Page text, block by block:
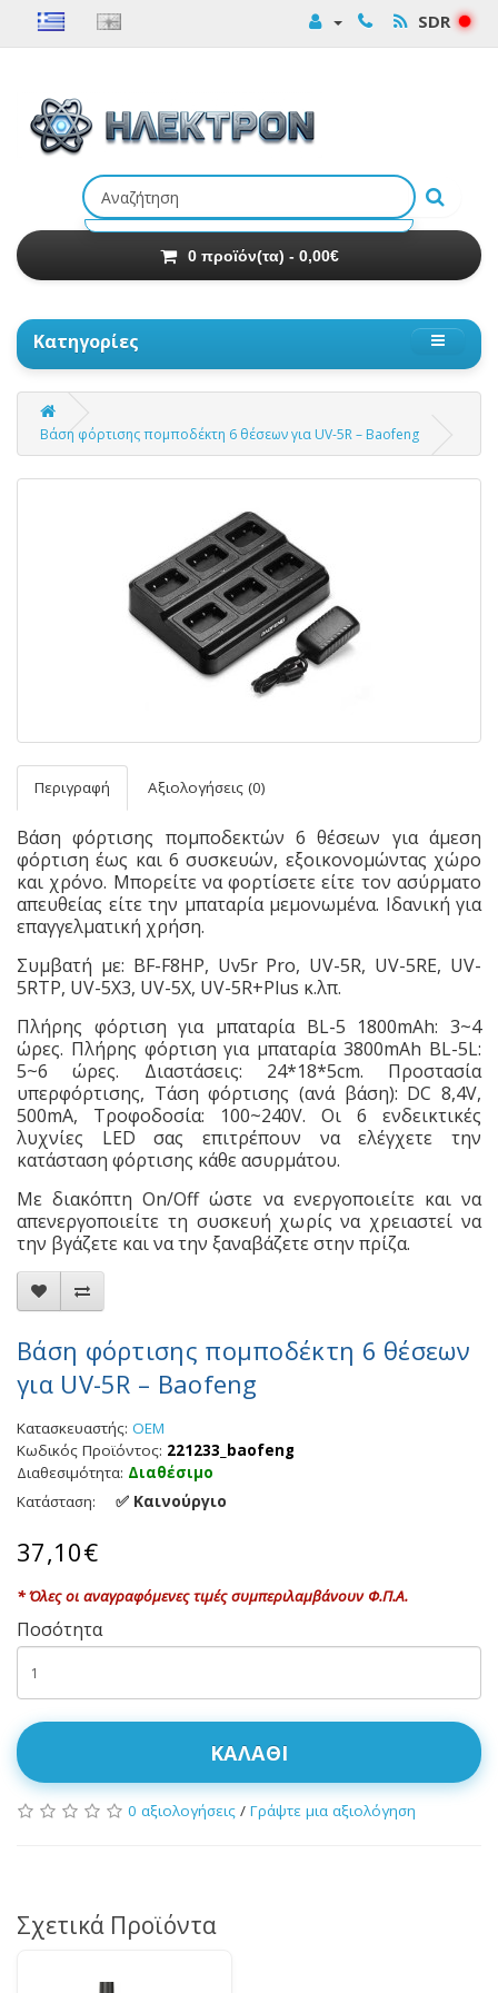
SDR
0 προϊόν(τα) - 0,00€
Κατηγορίες
Βάση φόρτισης πομποδέκτη 6 θέσεων για UV-5R – Baofeng
Περιγραφή Αξιολογήσεις (0)
Βάση φόρτισης πομποδεκτών 6 θέσεων για άμεση
φόρτιση έως και 6 συσκευών, εξοικονομώντας χώρο
και χρόνο. Μπορείτε να φορτίσετε είτε τον ασύρματο
απευθείας είτε την μπαταρία μεμονωμένα. Ιδανική για
επαγγελματική χρήση.
Συμβατή με: BF-F8HP, Uv5r Pro, UV-5R, UV-5RE, UV-
5RTP, UV-5X3, UV-5X, UV-5R+Plus κ.λπ.
Πλήρης φόρτιση για μπαταρία BL-5 1800mAh: 3~4
ώρες. Πλήρης φόρτιση για μπαταρία 3800mAh BL-5L:
5~6 ώρες. Διαστάσεις: 24*18*5cm. Προστασία
υπερφόρτισης, Τάση φόρτισης (ανά βάση): DC 8,4V,
500mA, Τροφοδοσία: 100~240V. Οι 6 ενδεικτικές
λυχνίες LED σας επιτρέπουν να ελέγχετε την
κατάσταση φόρτισης κάθε ασυρμάτου.
Με διακόπτη On/Off ώστε να ενεργοποιείτε και να
απενεργοποιείτε τη συσκευή χωρίς να χρειαστεί να
την βγάζετε και να την ξαναβάζετε στην πρίζα.
Βάση φόρτισης πομποδέκτη 6 θέσεων
για UV-5R – Baofeng
Κατασκευαστής: OEM
Κωδικός Προϊόντος: 221233_baofeng
Διαθεσιμότητα: Διαθέσιμο
Κατάσταση:
✅ Καινούργιο
37,10€
* Όλες οι αναγραφόμενες τιμές συμπεριλαμβάνουν Φ.Π.Α.
Ποσότητα
ΚΑΛΆΘΙ
0 αξιολογήσεις / Γράψτε μια αξιολόγηση
Σχετικά Προϊόντα